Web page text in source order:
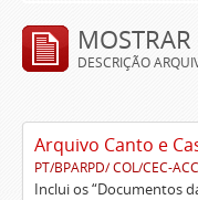
DESCRIÇÃO
Arquivo Canto e
PT/BPARPD/ COL/CEC-ACC
Inclui os “Documentos